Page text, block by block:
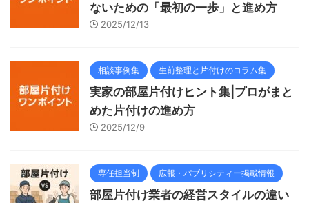
ないための「最初の一歩」と進め方
2025/12/13
相談事例集 生前整理と片付けのコラム集
実家の部屋片付けヒント集|プロがまと
めた片付けの進め方
2025/12/9
専任担当制 広報・パブリシティー掲載情報
部屋片付け業者の経営スタイルの違い